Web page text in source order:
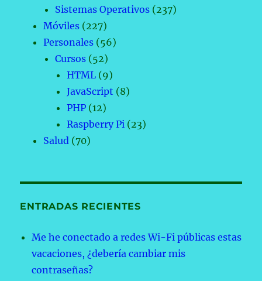
Sistemas Operativos (237)
Móviles (227)
Personales (56)
Cursos (52)
HTML (9)
JavaScript (8)
PHP (12)
Raspberry Pi (23)
Salud (70)
ENTRADAS RECIENTES
Me he conectado a redes Wi-Fi públicas estas
vacaciones, ¿debería cambiar mis
contraseñas?